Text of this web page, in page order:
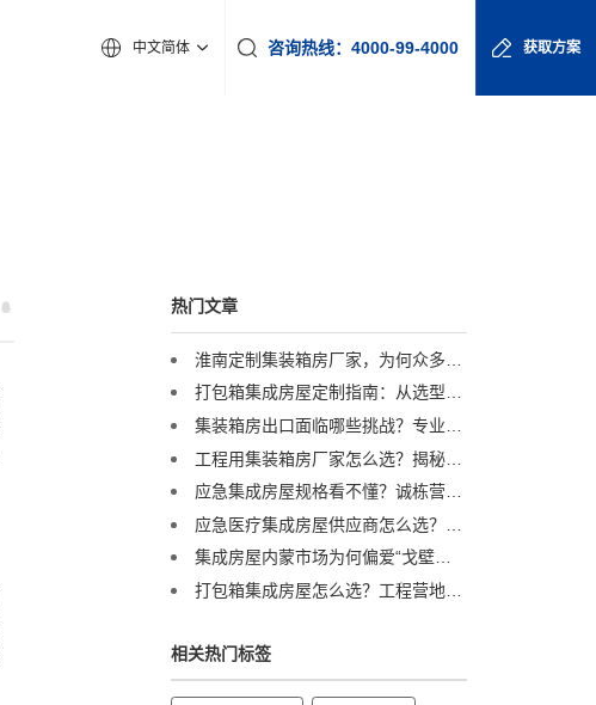
中文简体 咨询热线：4000-99-4000 获取方案
热门文章
打包箱集成房屋定制指南：从选型到交付，一篇讲透
集成房屋内蒙市场为何偏爱“戈壁箱”？答案在这里
相关热门标签